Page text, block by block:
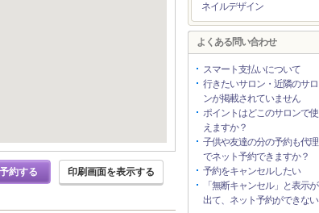
予約する 印刷画面を表示する
ネイルデザイン
よくある問い合わせ
スマート支払いについて
行きたいサロン・近隣のサロ
ンが掲載されていません
ポイントはどこのサロンで使
えますか？
子供や友達の分の予約も代理
でネット予約できますか？
予約をキャンセルしたい
「無断キャンセル」と表示が
出て、ネット予約ができない